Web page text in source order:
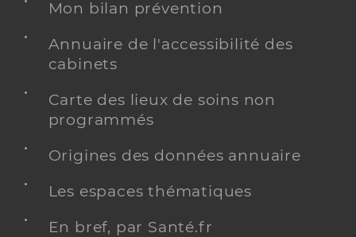
Mon bilan prévention
Annuaire de l'accessibilité des
cabinets
Carte des lieux de soins non
programmés
Origines des données annuaire
Les espaces thématiques
En bref, par Santé.fr